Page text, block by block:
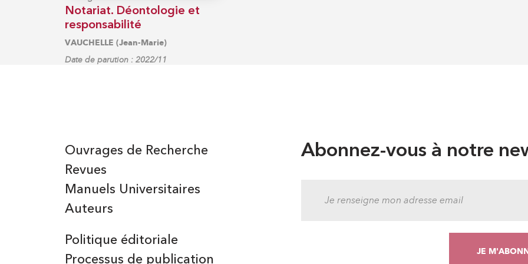
Notariat. Déontologie et
responsabilité
VAUCHELLE (Jean-Marie)
Date de parution : 2022/11
Abonnez-vous à notre
Auteurs
Manuels Universitaires
Ouvrages de Recherche
Revues
Politique éditoriale
Processus de publication